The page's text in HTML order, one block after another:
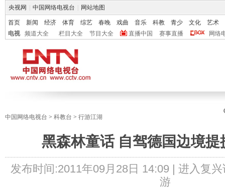
央视网 中国网络电视台 网站地图
首页 新闻 经济 体育 综艺 春晚 戏曲 音乐 科教 青少 文化
艺术
电视
频道大全 栏目大全 节目大全 直播中国 赛事直播 网络
中国网络电视台 > 科教台 > 行游江湖
黑森林童话 自驾德国边境提
发布时间:2011年09月28日 14:09 | 进入复兴
游